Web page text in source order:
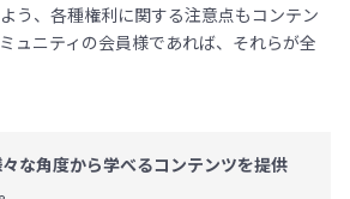
う、各種権利に関する注意点もコンテン
ュニティの会員様であれば、それらが全
な角度から学べるコンテンツを提供